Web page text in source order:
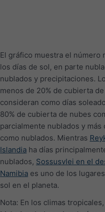
El gráfico muestra el número
los días de sol, en parte
nublados y precipitaciones.
menos de 20% de cubierta
consideran como días
80% de cubierta de nubes
parcialmente nublados y más
como nublados. Mientras
Islandia ha días
nublados, Sossusvlei en el
Namibia es uno de los
sol en el planeta.
Nota: En los climas